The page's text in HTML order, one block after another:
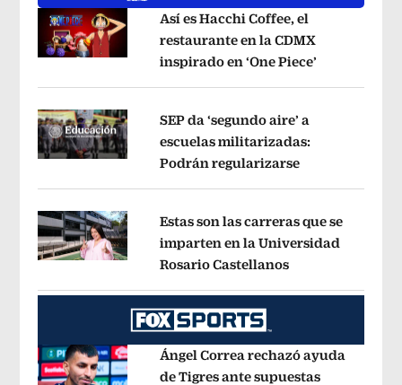
Opens in new window
Así es Hacchi Coffee, el
restaurante en la CDMX
inspirado en ‘One Piece’
Opens in new window
SEP da ‘segundo aire’ a
escuelas militarizadas:
Podrán regularizarseOpens in new
Opens in new window
Estas son las carreras que se
imparten en la Universidad
Rosario CastellanosOpens in new
Ángel Correa rechazó ayuda
de Tigres ante supuestas